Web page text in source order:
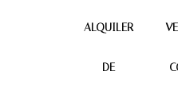
ALQUILER
DE